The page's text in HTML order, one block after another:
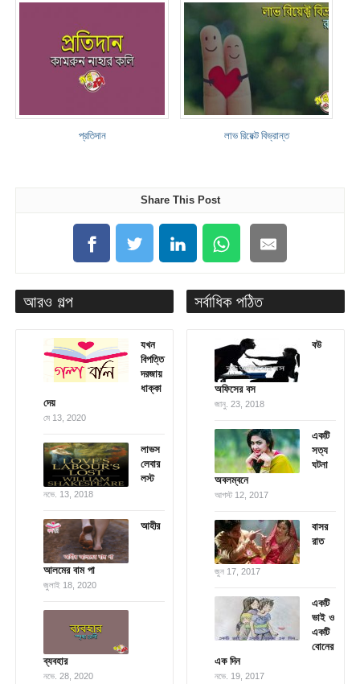
প্রতিদান লাভ রিয়েক্ট বিভ্রান্ত
Share This Post
আরও গল্প
যখন
বিপত্তি
দরজায়
ধাক্কা
দেয়
মে 13, 2020
লাভস
লেবার
লস্ট
নভে. 13, 2018
আহীর
আলমের বাম পা
জুলাই 18, 2020
ব্যবহার
নভে. 28, 2020
সর্বাধিক পঠিত
বউ
অফিসের বস
জানু. 23, 2018
একটি
সত্য
ঘটনা
অবলম্বনে
আগস্ট 12, 2017
বাসর
রাত
জুন 17, 2017
একটি
ভাই ও
একটি
বোনের
এক দিন
নভে. 19, 2017